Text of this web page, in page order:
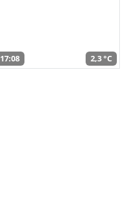
17:08 2,3 °C